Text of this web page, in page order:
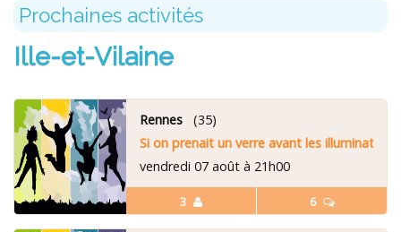
Prochaines activités
Ille-et-Vilaine
3 6
Rennes(35)
Si on prenait un verre avant les illuminations
vendredi 07 août à 21h00